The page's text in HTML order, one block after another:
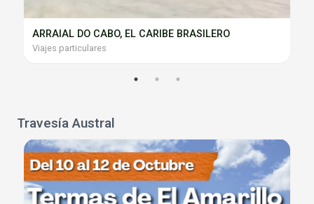
ARRAIAL DO CABO, EL CARIBE BRASILERO
Viajes particulares
Travesía Austral